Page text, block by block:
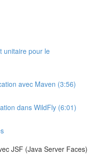
unitaire pour le
avec Maven (3:56)
dans WildFly (6:01)
JSF (Java Server Faces)